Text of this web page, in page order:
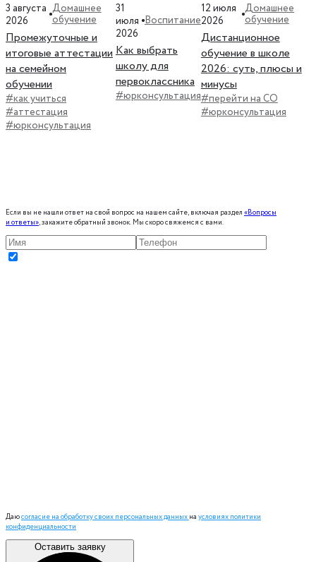
3 августа
2026
Домашнее
обучение
Промежуточные и
итоговые аттестации
на семейном
обучении
#как учиться
#аттестация
#юрконсультация
31
июля
2026
Воспитание
Как выбрать
школу для
первоклассника
#юрконсультация
12 июля
2026
Домашнее
обучение
Дистанционное
обучение в школе
2026: суть, плюсы и
минусы
#перейти на СО
#юрконсультация
Если вы не нашли ответ на свой вопрос на нашем сайте, включая раздел «Вопросы
и ответы», закажите обратный звонок. Мы скоро свяжемся с вами.
Даюсогласие на обработку своих персональных данных на условиях политики
конфиденциальности
Оставить заявку